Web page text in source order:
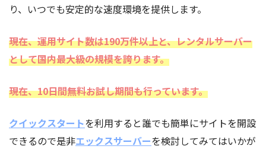
り、いつでも安定的な速度環境を提供します。
現在、運用サイト数は190万件以上と、レンタルサーバー
として国内最大級の規模を誇ります。
現在、10日間無料お試し期間も行っています。
クイックスタートを利用すると誰でも簡単にサイトを開設
できるので是非エックスサーバーを検討してみてはいかが